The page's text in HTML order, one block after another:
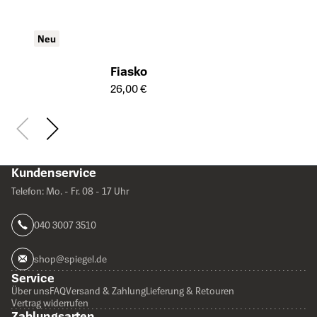
Neu
Fiasko
Öffnet die Detailseite des Produkts
26,00 €
Kundenservice
Telefon: Mo. - Fr. 08 - 17 Uhr
040 3007 3510
shop@spiegel.de
Service
Über unsFAQVersand & ZahlungLieferung & Retouren
Vertrag widerrufen